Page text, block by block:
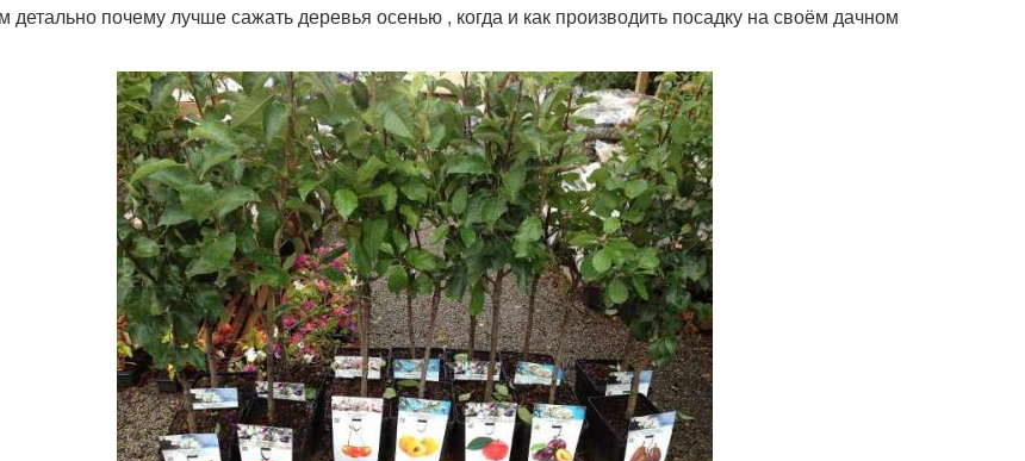
детально почему лучше сажать деревья осенью , когда и как производить посадку на своём дачном